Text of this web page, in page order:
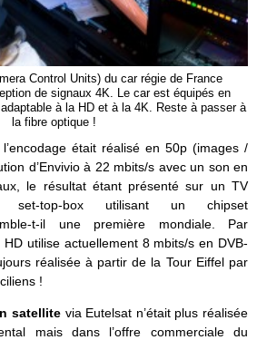
Control Units) du car régie de France
de signaux 4K. Le car est équipés en
à la HD et à la 4K. Reste à passer à
la fibre optique !
, l’encodage était réalisé en 50p (images /
d’Envivio à 22 mbits/s avec un son en
le résultat étant présenté sur un TV
top-box utilisant un chipset
t-il une première mondiale. Par
utilise actuellement 8 mbits/s en DVB-
réalisée à partir de la Tour Eiffel par
!
satellite via Eutelsat n’était plus réalisée
mais dans l’offre commerciale du